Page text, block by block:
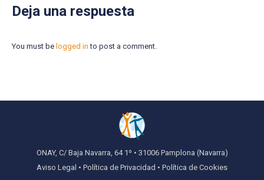
Deja una respuesta
You must be logged in to post a comment.
ONAY, C/ Baja Navarra, 64 1º • 31006 Pamplona (Navarra)
Aviso Legal • Política de Privacidad • Política de Cookies